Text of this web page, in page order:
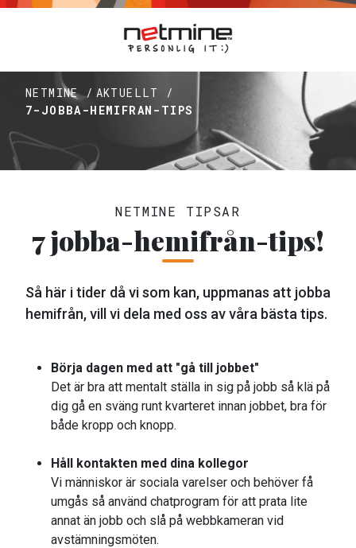
NETMINE / AKTUELLT /
7-JOBBA-HEMIFRAN-TIPS
NETMINE TIPSAR
7 jobba-hemifrån-tips!
Så här i tider då vi som kan, uppmanas att jobba
hemifrån, vill vi dela med oss av våra bästa tips.
Börja dagen med att "gå till jobbet"
Det är bra att mentalt ställa in sig på jobb så klä på
dig gå en sväng runt kvarteret innan jobbet, bra för
både kropp och knopp.
Håll kontakten med dina kollegor
Vi människor är sociala varelser och behöver få
umgås så använd chatprogram för att prata lite
annat än jobb och slå på webbkameran vid
avstämningsmöten.